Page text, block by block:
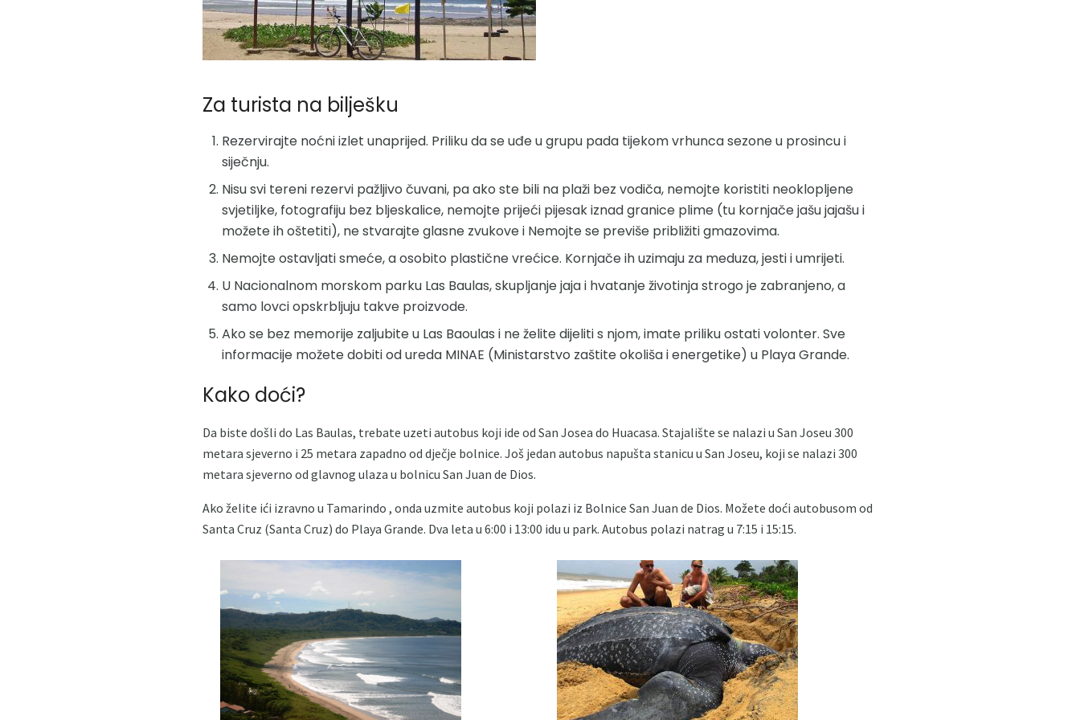
Za turista na bilješku
Rezervirajte noćni izlet unaprijed. Priliku da se uđe u grupu pada tijekom vrhunca sezone u prosincu i
siječnju.
Nisu svi tereni rezervi pažljivo čuvani, pa ako ste bili na plaži bez vodiča, nemojte koristiti neoklopljene
svjetiljke, fotografiju bez bljeskalice, nemojte prijeći pijesak iznad granice plime (tu kornjače jašu jajašu i
možete ih oštetiti), ne stvarajte glasne zvukove i Nemojte se previše približiti gmazovima.
Nemojte ostavljati smeće, a osobito plastične vrećice. Kornjače ih uzimaju za meduza, jesti i umrijeti.
U Nacionalnom morskom parku Las Baulas, skupljanje jaja i hvatanje životinja strogo je zabranjeno, a
samo lovci opskrbljuju takve proizvode.
Ako se bez memorije zaljubite u Las Baoulas i ne želite dijeliti s njom, imate priliku ostati volonter. Sve
informacije možete dobiti od ureda MINAE (Ministarstvo zaštite okoliša i energetike) u Playa Grande.
Kako doći?
Da biste došli do Las Baulas, trebate uzeti autobus koji ide od San Josea do Huacasa. Stajalište se nalazi u San Joseu 300
metara sjeverno i 25 metara zapadno od dječje bolnice. Još jedan autobus napušta stanicu u San Joseu, koji se nalazi 300
metara sjeverno od glavnog ulaza u bolnicu San Juan de Dios.
Ako želite ići izravno u Tamarindo , onda uzmite autobus koji polazi iz Bolnice San Juan de Dios. Možete doći autobusom od
Santa Cruz (Santa Cruz) do Playa Grande. Dva leta u 6:00 i 13:00 idu u park. Autobus polazi natrag u 7:15 i 15:15.